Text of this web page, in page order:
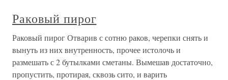
Раковый пирог
Раковый пирог Отварив с сотню раков, черепки снять и
вынуть из них внутренность, прочее истолочь и
размешать с 2 бутылками сметаны. Вымешав достаточно,
пропустить, протирая, сквозь сито, и варить